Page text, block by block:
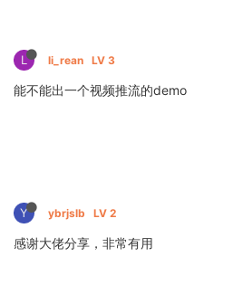
L li_rean LV 3
能不能出一个视频推流的demo
Y ybrjslb LV 2
感谢大佬分享，非常有用